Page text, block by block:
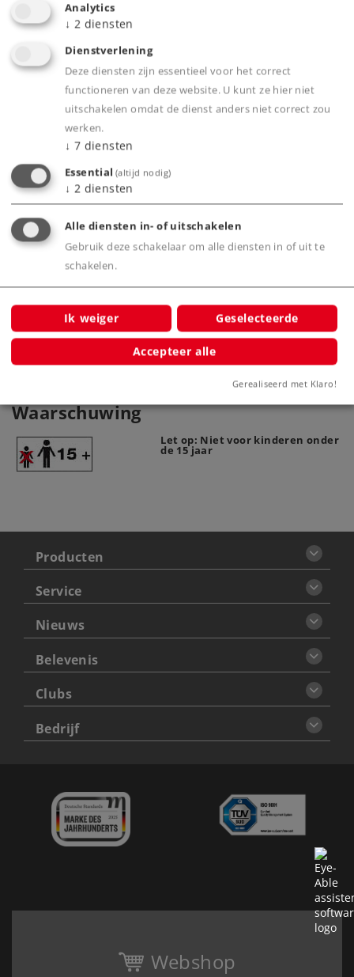
Highlights
Ideale instap in de digitale wereld van Märklin
Gemakkelijk op te bouwen baan met C-rails.
Railovaal radius R2, 170 x 98 cm.
Product
Productinfo
Waarschuwing
Let op: Niet voor kinderen onder
de 15 jaar
Producten
Service
Nieuws
Belevenis
Clubs
Bedrijf
Webshop
Analytics
↓ 2 diensten
Dienstverlening
Deze diensten zijn essentieel voor het correct
functioneren van deze website. U kunt ze hier niet
uitschakelen omdat de dienst anders niet correct zou
werken.
↓ 7 diensten
Essential (altijd nodig)
↓ 2 diensten
Alle diensten in- of uitschakelen
Gebruik deze schakelaar om alle diensten in of uit te
schakelen.
Ik weiger Geselecteerde
Accepteer alle
Gerealiseerd met Klaro!